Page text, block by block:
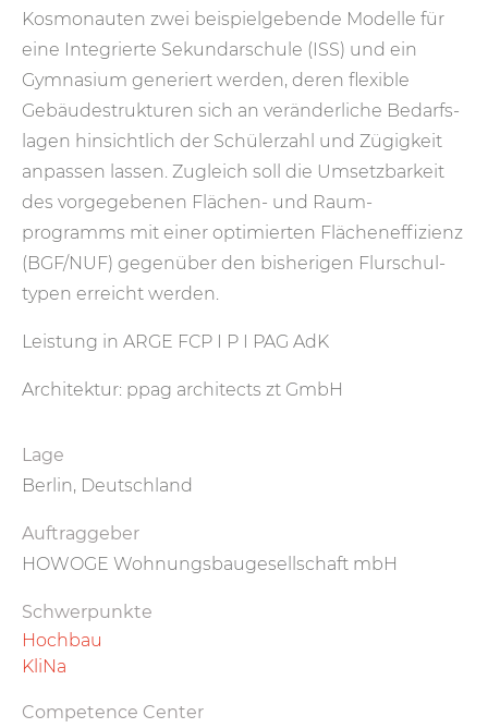
Kosmo­nauten zwei beispiel­gebende Modelle für
eine Integrierte Sekundar­schule (ISS) und ein
Gymnasium generiert werden, deren flexible
Gebäude­strukturen sich an veränder­liche Bedarfs­
lagen hin­sicht­lich der Schüler­zahl und Zügig­keit
anpassen lassen. Zugleich soll die Umsetz­bar­keit
des vor­ge­gebenen Flächen- und Raum­
programms mit einer optimierten Flächen­effizienz
(BGF/NUF) gegen­über den bisherigen Flur­schul­
typen erreicht werden.
Leistung in ARGE FCP I P I PAG AdK
Architektur: ppag architects zt GmbH
Lage
Berlin, Deutschland
Auftraggeber
HOWOGE Wohnungsbaugesellschaft mbH
Schwerpunkte
Hochbau
KliNa
Competence Center